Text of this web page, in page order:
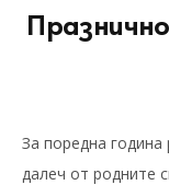
За поредна
далеч от родните